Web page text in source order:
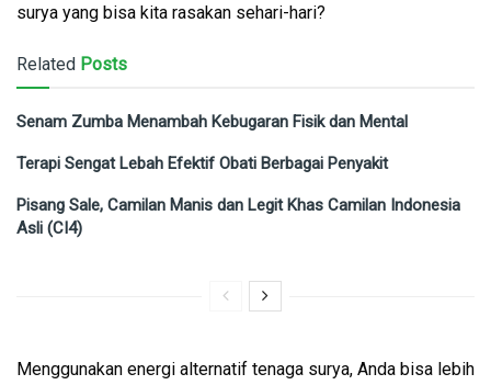
surya yang bisa kita rasakan sehari-hari?
Related Posts
Senam Zumba Menambah Kebugaran Fisik dan Mental
Terapi Sengat Lebah Efektif Obati Berbagai Penyakit
Pisang Sale, Camilan Manis dan Legit Khas Camilan Indonesia
Asli (CI4)
Menggunakan energi alternatif tenaga surya, Anda bisa lebih